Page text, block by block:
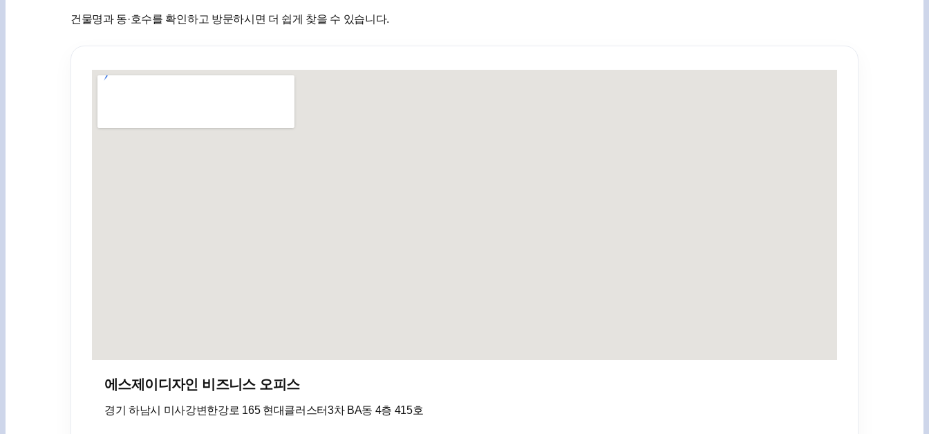
건물명과 동·호수를 확인하고 방문하시면 더 쉽게 찾을 수 있습니다.
에스제이디자인 비즈니스 오피스
경기 하남시 미사강변한강로 165 현대클러스터3차 BA동 4층 415호